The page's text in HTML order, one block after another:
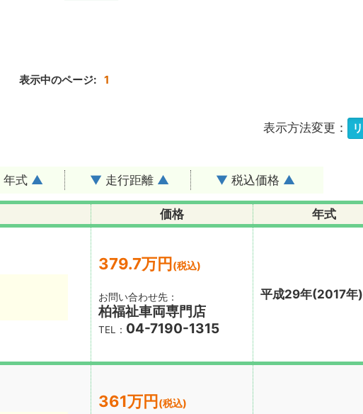
表示中のページ: 1
表示方法変更：
年式 ▲ ▼ 走行距離 ▲ ▼ 税込価格 ▲
価格 年式
379.7万円(税込)
お問い合わせ先：
柏福祉車両専門店
TEL： 04-7190-1315
平成29年(2017年)
361万円(税込)